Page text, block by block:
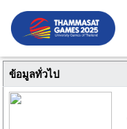
ข้อมูลทั่วไป